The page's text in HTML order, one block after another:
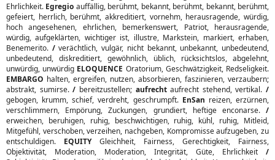
Ehrlichkeit. Egregio auffällig, berühmt, bekannt, berühmt, bekannt, berühmt,
gefeiert, herrlich, berühmt, akkreditiert, vornehm, herausragende, würdig,
hoch angesehenen, ehrlichen, bemerkenswert, Patriot, herausragende,
würdig, aufgeklärten, wichtiger ist, illustre, Markstein, markiert, erhaben,
Benemerito. /verächtlich, vulgär, nicht bekannt, unbekannt, unbedeutend,
unbedeutend, diskreditiert, gewöhnlich, üblich, rücksichtslos, abgelehnt,
unwürdig, unwürdig ELOQUENCE Oratorium, Geschwätzigkeit, Redseligkeit.
EMBARGO halten, ergreifen, nutzen, absorbieren, faszinieren, verzaubern;
abstrakt, sumirse./ bereitzustellen; aufrechtaufrecht stehend, vertikal. /
gebogen, krumm, schief, verdreht, geschrumpft. EnSan reizen, erzürnen,
verschlimmern, Empörung, Zuckungen, grundiert, heftige enconarse. /
erweichen, beruhigen, ruhig, beschwichtigen, ruhig, kühl, ruhig, Mitleid,
Mitgefühl, verschoben, verzeihen, nachgeben, Kompromisse aufzugeben, zu
entschuldigen. EQUITYGleichheit, Fairness, Gerechtigkeit, Fairness,
Objektivität, Moderation, Moderation, Integrität, Güte, Ehrlichkeit /